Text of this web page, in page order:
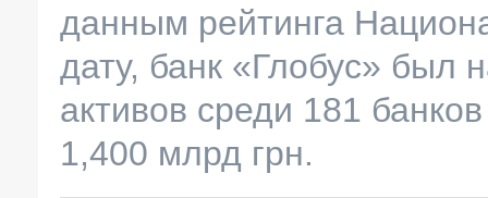
данным рейтинга
дату, банк «Глобус» был
активов среди 181
1,400 млрд грн.